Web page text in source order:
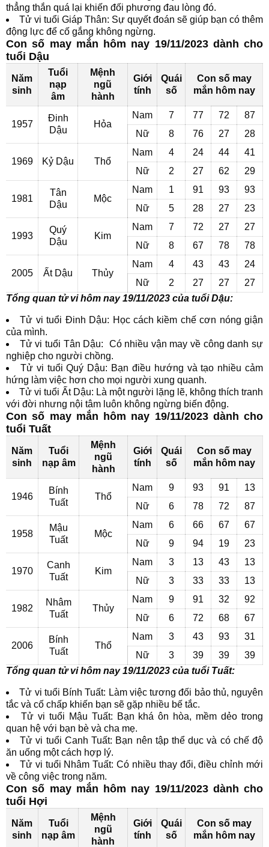
thẳng thắn quá lại khiến đối phương đau lòng đó.
Tử vi tuổi Giáp Thân: Sự quyết đoán sẽ giúp bạn có thêm
động lực để cố gắng không ngừng.
Con số may mắn hôm nay 19/11/2023 dành cho
tuổi Dậu
Năm
sinh
Tuổi
nạp
âm
Mệnh
ngũ
hành
Giới
tính
Quái
số
Con số may
mắn hôm nay
1957
Đinh
Dậu
Hỏa
Nam 7 77 72
87
Nữ
8 76 27 28
1969 Kỷ Dậu Thổ
Nam 4 24 44
41
Nữ
2 27 62 29
1981
Tân
Dậu
Mộc
Nam 1 91 93
93
Nữ
5 28 27 23
1993
Quý
Dậu
Kim
Nam 7 72 27
27
Nữ
8 67 78 78
2005 Ất Dậu Thủy
Nam 4 43 43
24
Nữ
2 27 27
27
Tổng quan tử vi hôm nay 19/11/2023 của tuổi Dậu:
Tử vi tuổi Đinh Dậu: Học cách kiềm chế cơn nóng giận
của mình.
Tử vi tuổi Tân Dậu: Có nhiều vận may về công danh sự
nghiệp cho người chồng.
Tử vi tuổi Quý Dậu: Bạn điều hướng và tạo nhiều cảm
hứng làm việc hơn cho mọi người xung quanh.
Tử vi tuổi Ất Dậu: Là một người lặng lẽ, không thích tranh
với đời nhưng nội tâm luôn không ngừng biến động.
Con số may mắn hôm nay 19/11/2023 dành cho
tuổi Tuất
Năm
sinh
Tuổi
nạp âm
Mệnh
ngũ
hành
Giới
tính
Quái
số
Con số may
mắn hôm nay
1946
Bính
Tuất
Thổ
Nam 9 93 91
13
Nữ
6 78 72 87
1958
Mậu
Tuất
Mộc
Nam 6 66 67
67
Nữ
9 94 19 23
1970
Canh
Tuất
Kim
Nam 3 13 43
13
Nữ
3 33 33 13
1982
Nhâm
Tuất
Thủy
Nam 9 91 32
92
Nữ
6 72 68 67
2006
Bính
Tuất
Thổ
Nam 3 43 93
31
Nữ
3 39 39
39
Tổng quan tử vi hôm nay 19/11/2023 của tuổi Tuất:
Tử vi tuổi Bính Tuất: Làm việc tương đối bảo thủ, nguyên
tắc và cố chấp khiến bạn sẽ gặp nhiều bế tắc.
Tử vi tuổi Mậu Tuất: Bạn khá ôn hòa, mềm dẻo trong
quan hệ với bạn bè và cha mẹ.
Tử vi tuổi Canh Tuất: Bạn nên tập thể dục và có chế độ
ăn uống một cách hợp lý.
Tử vi tuổi Nhâm Tuất: Có nhiều thay đổi, điều chỉnh mới
về công việc trong năm.
Con số may mắn hôm nay 19/11/2023 dành cho
tuổi Hợi
Năm
sinh
Tuổi
nạp âm
Mệnh
ngũ
hành
Giới
tính
Quái
số
Con số may
mắn hôm nay